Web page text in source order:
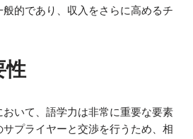
的であり、収入をさらに高めるチ
性
いて、語学力は非常に重要な要素
プライヤーと交渉を行うため、相